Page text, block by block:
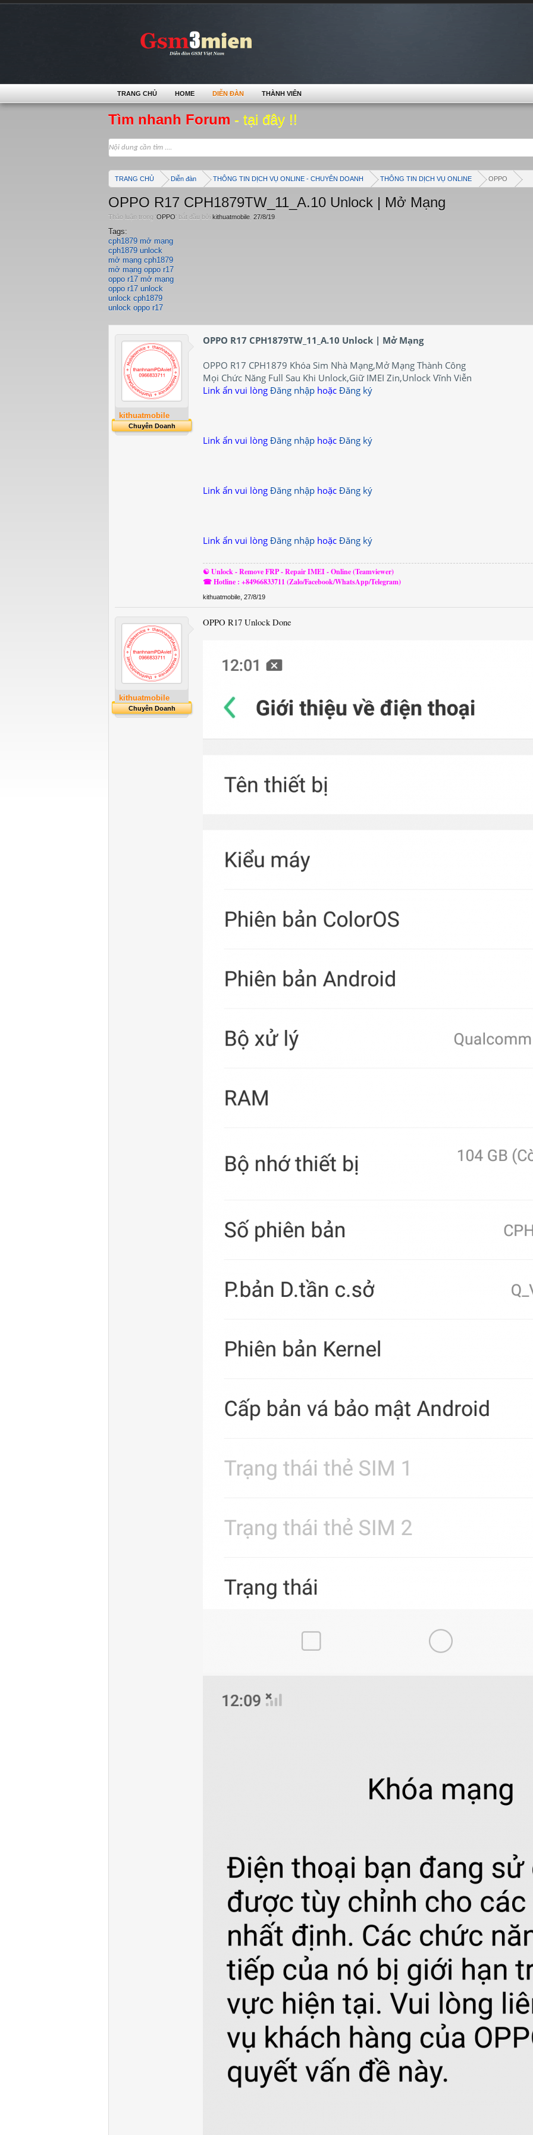
Tìm nhanh Forum - tại đây !!
TRANG CHỦ Diễn đàn THÔNG TIN DỊCH VỤ ONLINE - CHUYÊN DOANH THÔNG TIN DỊCH VỤ ONLINE OPPO
OPPO R17 CPH1879TW_11_A.10 Unlock | Mở Mạng
Thảo luận trong 'OPPO' bắt đầu bởi kithuatmobile 27/8/19
Tags:
cph1879 mở mạng
cph1879 unlock
mở mạng cph1879
mở mạng oppo r17
oppo r17 mở mạng
oppo r17 unlock
unlock cph1879
unlock oppo r17
kithuatmobile
Chuyên Doanh
OPPO R17 CPH1879TW_11_A.10 Unlock | Mở Mạng
OPPO R17 CPH1879 Khóa Sim Nhà Mạng,Mở Mạng Thành Công
Mọi Chức Năng Full Sau Khi Unlock,Giữ IMEI Zin,Unlock Vĩnh Viễn
Link ẩn vui lòng Đăng nhập hoặc Đăng ký
Link ẩn vui lòng Đăng nhập hoặc Đăng ký
Link ẩn vui lòng Đăng nhập hoặc Đăng ký
Link ẩn vui lòng Đăng nhập hoặc Đăng ký
☯ Unlock - Remove FRP - Repair IMEI - Online (Teamviewer)
☎ Hotline : +84966833711 (Zalo/Facebook/WhatsApp/Telegram)
kithuatmobile 27/8/19
kithuatmobile
Chuyên Doanh
OPPO R17 Unlock Done
TRANG CHỦ HOME DIỄN ĐÀN THÀNH VIÊN